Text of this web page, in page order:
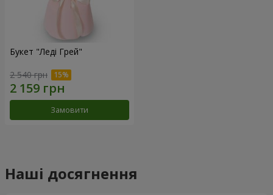
Букет "Леді Грей"
2 540 грн
Замовити
Наші досягнення